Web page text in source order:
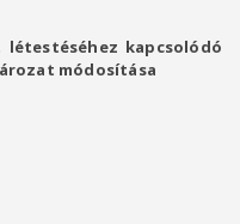
kapcsolódó
módosítása